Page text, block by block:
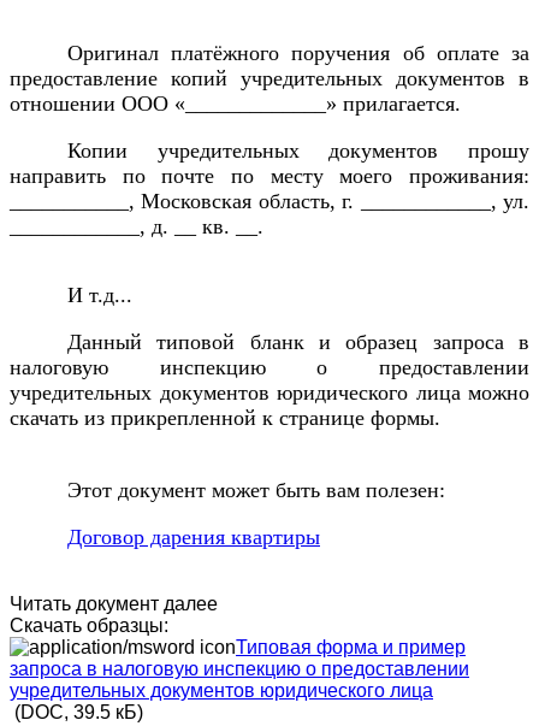
Оригинал платёжного поручения об оплате за
предоставление копий учредительных документов в
отношении ООО «_____________» прилагается.
Копии учредительных документов прошу
направить по почте по месту моего проживания:
___________, Московская область, г. ____________, ул.
____________, д. __ кв. __.
И т.д...
Данный типовой бланк и образец запроса в
налоговую инспекцию о предоставлении
учредительных документов юридического лица можно
скачать из прикрепленной к странице формы.
Этот документ может быть вам полезен:
Договор дарения квартиры
Читать документ далее
Скачать образцы:
Типовая форма и пример
запроса в налоговую инспекцию о предоставлении
учредительных документов юридического лица
(DOC, 39.5 кБ)